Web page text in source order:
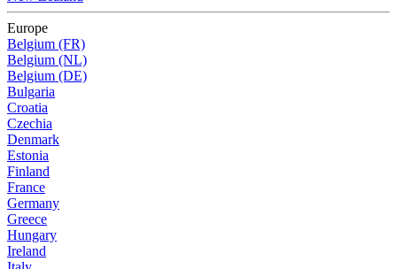
Europe
Belgium (FR)
Belgium (NL)
Belgium (DE)
Bulgaria
Croatia
Czechia
Denmark
Estonia
Finland
France
Germany
Greece
Hungary
Ireland